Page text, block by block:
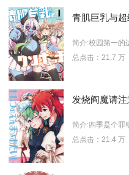
青肌巨乳与超
简介:校园第一的
总点击：21.7 万
发烧阎魔请
简介:四季是个罪
总点击：21.4 万